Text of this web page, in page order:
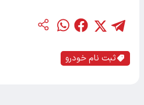
ثبت نام خودرو